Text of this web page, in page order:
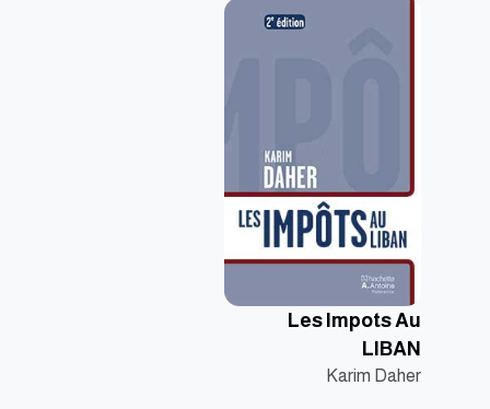
Les Impots Au
LIBAN
Karim Daher